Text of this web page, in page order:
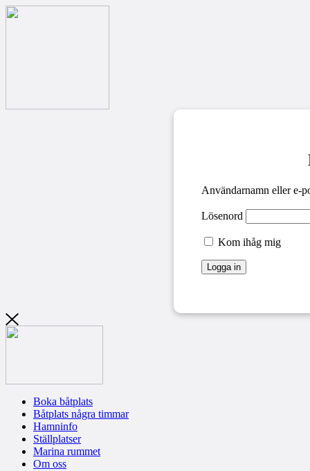
Användarnamn eller e-
Lösenord
Kom ihåg mig
Boka båtplats
Båtplats några timmar
Hamninfo
Ställplatser
Marina rummet
Om oss